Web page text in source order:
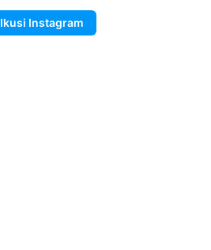
Ikusi Instagram